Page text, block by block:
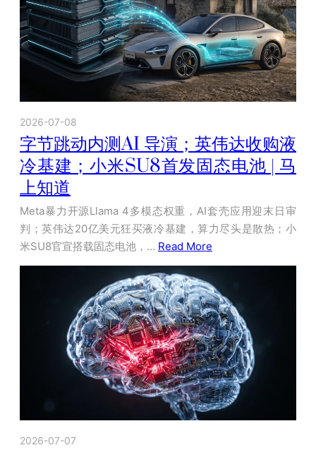
2026-07-08
字节跳动内测AI 导演；英伟达收购液
冷基建；小米SU8首发固态电池 | 马
上知道
Meta暴力开源Llama 4多模态权重，AI套壳应用迎末日审
判；英伟达20亿美元狂买液冷基建，算力尽头是散热；小
米SU8官宣搭载固态电池，… Read More
2026-07-07